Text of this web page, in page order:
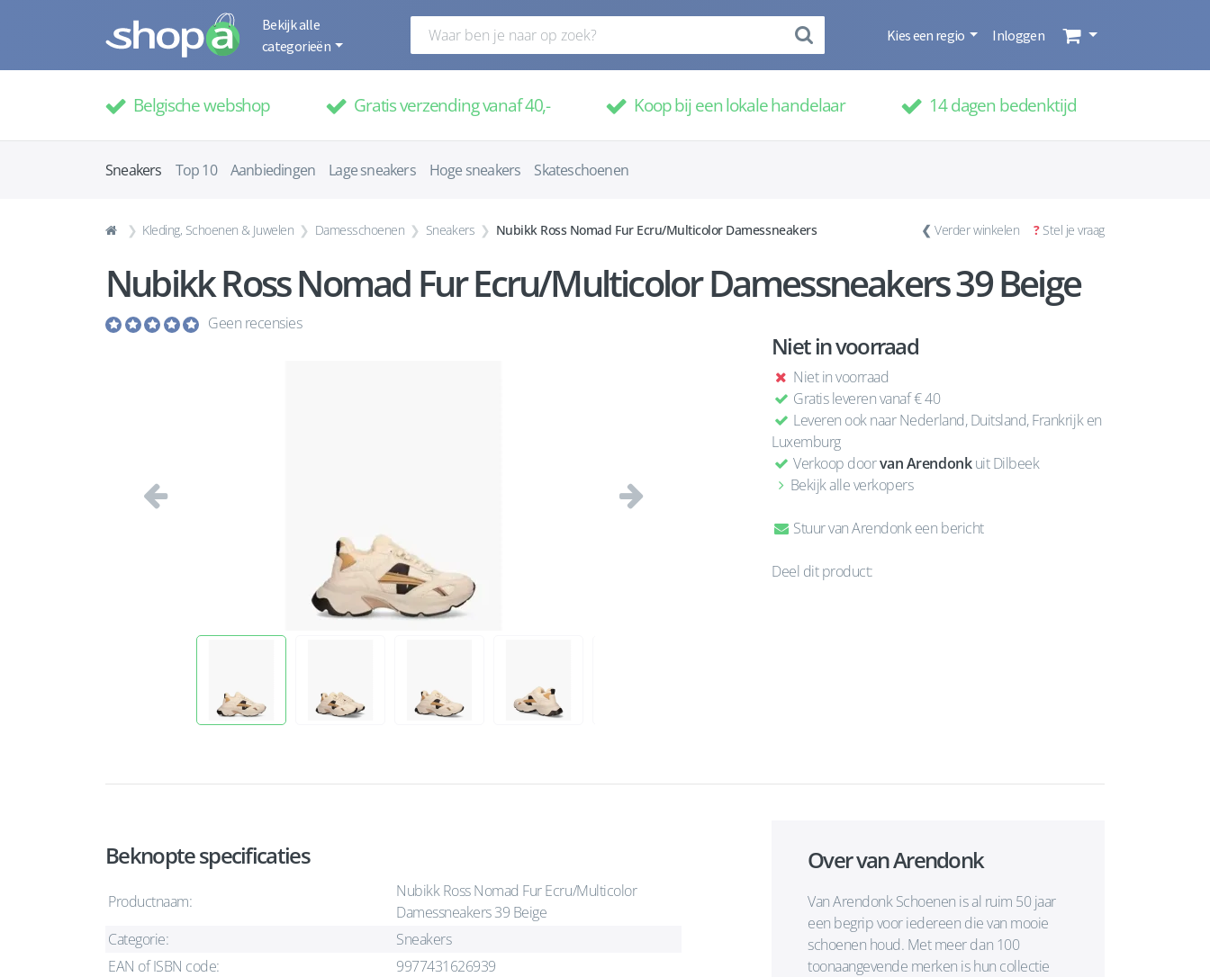
Bekijk alle
categorieën
Kies een regio Inloggen
Belgische webshop Gratis verzending vanaf 40,- Koop bij een lokale handelaar 14 dagen bedenktijd
Sneakers Top 10 Aanbiedingen Lage sneakers Hoge sneakers Skateschoenen
Kleding, Schoenen & Juwelen Damesschoenen Sneakers Nubikk Ross Nomad Fur Ecru/Multicolor Damessneakers ❮ Verder winkelen ? Stel je vraag
Nubikk Ross Nomad Fur Ecru/Multicolor Damessneakers 39 Beige
Geen recensies
Vorige Volgende
Niet in voorraad
Niet in voorraad
Gratis leveren vanaf € 40
Leveren ook naar Nederland, Duitsland, Frankrijk en
Luxemburg
Verkoop doorvan Arendonkuit Dilbeek
Bekijk alle verkopers
Stuur van Arendonk een bericht
Deel dit product:
Beknopte specificaties
Productnaam:
Nubikk Ross Nomad Fur Ecru/Multicolor
Damessneakers 39 Beige
Categorie:
Sneakers
EAN of ISBN code:
9977431626939
Over van Arendonk
Van Arendonk Schoenen is al ruim 50 jaar
een begrip voor iedereen die van mooie
schoenen houd. Met meer dan 100
toonaangevende merken is hun collectie